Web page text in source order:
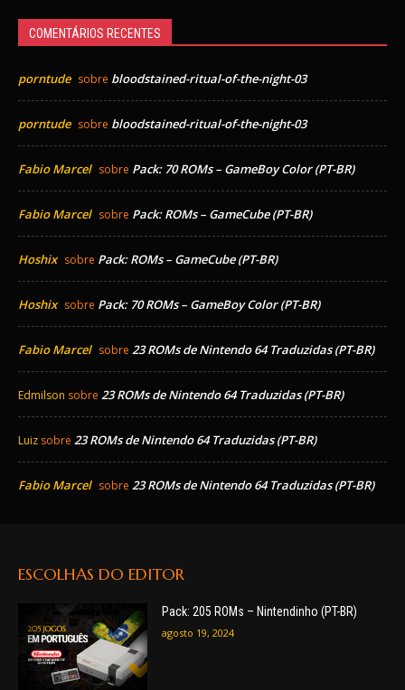
COMENTÁRIOS RECENTES
porntude sobre bloodstained-ritual-of-the-night-03
porntude sobre bloodstained-ritual-of-the-night-03
Fabio Marcel sobre Pack: 70 ROMs – GameBoy Color (PT-BR)
Fabio Marcel sobre Pack: ROMs – GameCube (PT-BR)
Hoshix sobre Pack: ROMs – GameCube (PT-BR)
Hoshix sobre Pack: 70 ROMs – GameBoy Color (PT-BR)
Fabio Marcel sobre 23 ROMs de Nintendo 64 Traduzidas (PT-BR)
Edmilson sobre 23 ROMs de Nintendo 64 Traduzidas (PT-BR)
Luiz sobre 23 ROMs de Nintendo 64 Traduzidas (PT-BR)
Fabio Marcel sobre 23 ROMs de Nintendo 64 Traduzidas (PT-BR)
ESCOLHAS DO EDITOR
Pack: 205 ROMs – Nintendinho (PT-BR)
agosto 19, 2024